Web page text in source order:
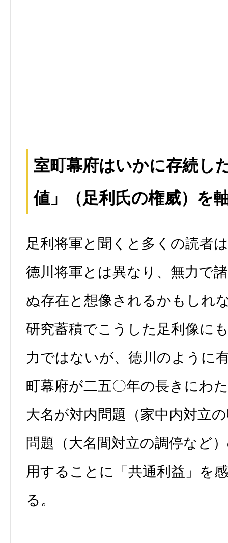
室町幕府はいかに存続し
値」（足利氏の権威）を
足利将軍と聞くと多くの読者
徳川将軍とは異なり、無力で
ぬ存在と想像されるかもしれ
研究蓄積でこうした足利像に
力ではないが、徳川のように
町幕府が二五〇年の長きにわ
大名が対内問題（家中内対立
問題（大名間対立の調停など
用することに「共通利益」を
る。